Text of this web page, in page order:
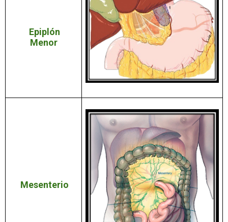
Epiplón
Menor
Mesenterio